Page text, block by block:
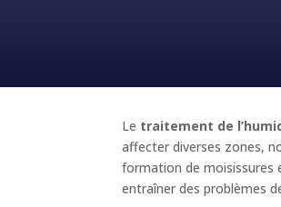
Le traitement de
affecter diverses zones,
formation de moisissures
entraîner des problèmes